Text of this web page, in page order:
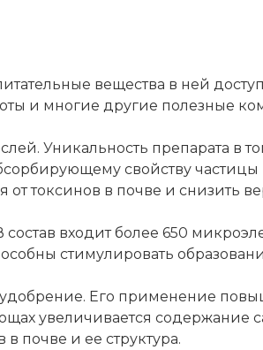
вещества в ней
и многие другие полезные
Уникальность препарата в
свойству
токсинов в почве и снизить
входит более 650
стимулировать
Его применение
увеличивается содержание
почве и ее структура.